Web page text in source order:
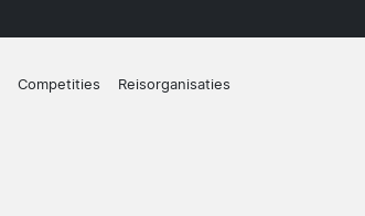
Competities Reisorganisaties